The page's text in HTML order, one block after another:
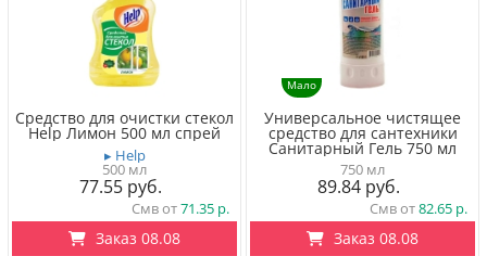
Средство для очистки cтекол
Help Лимон 500 мл спрей
▸ Help
500 мл
77.55
Смв от71.35
Заказ 08.08
Мало
Универсальное чистящее
средство для сантехники
Санитарный Гель 750 мл
750 мл
89.84
Смв от82.65
Заказ 08.08